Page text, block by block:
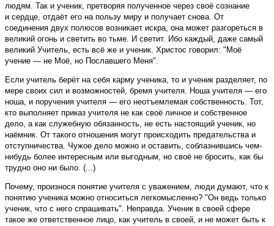
людям. Так и ученик, претворяя полученное через своё сознание
и сердце, отдаёт его на пользу миру и получает снова. От
соединения двух полюсов возникает искра, она может разгореться в
великий огонь и светить во тьме. И светит. Ибо каждый, даже самый
великий Учитель, есть всё же и ученик. Христос говорил: "Моё
учение — не Моё, но Пославшего Меня".
Если учитель берёт на себя карму ученика, то и ученик разделяет, по
мере своих сил и возможностей, бремя учителя. Ноша учителя — его
ноша, и поручения учителя — его неотъемлемая собственность. Тот,
кто выполняет приказ учителя не как своё личное и собственное
дело, а как служебную обязанность, не есть настоящий ученик, но
наёмник. От такого отношения могут происходить предательства и
отступничества. Чужое дело можно и оставить, соблазнившись чем-
нибудь более интересным или выгодным, но своё не бросить, как бы
трудно оно ни было. (...)
Почему, произнося понятие учителя с уважением, люди думают, что к
понятию ученика можно относиться легкомысленно? "Он ведь только
ученик, что с него спрашивать". Неправда. Ученик в своей сфере
такое же ответственное лицо, как учитель в своей, и не может быть к